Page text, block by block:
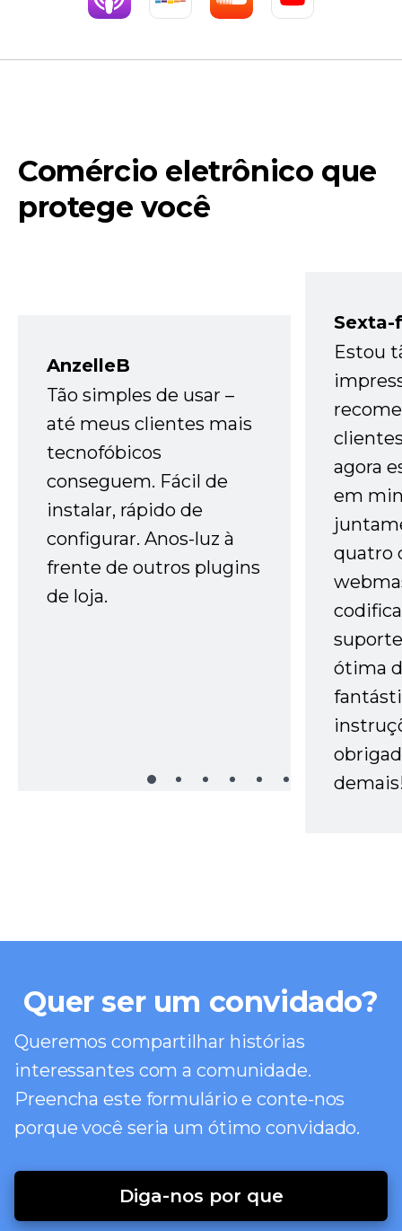
Comércio eletrônico que
protege você
AnzelleB
Tão simples de usar –
até meus clientes mais
tecnofóbicos
conseguem. Fácil de
instalar, rápido de
configurar. Anos-luz à
frente de outros plugins
de loja.
Sexta-
Estou
agora
em
quatro
ótima
Quer ser um convidado?
Queremos compartilhar histórias
interessantes com a comunidade.
Preencha este formulário e conte-nos
porque você seria um ótimo convidado.
Diga-nos por que